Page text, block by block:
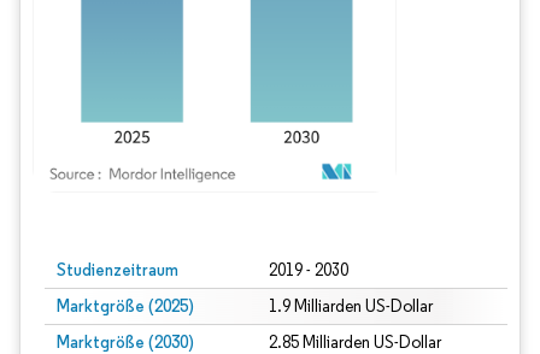
Studienzeitraum 2019 - 2030
Marktgröße (2025) 1.9 Milliarden US-Dollar
Marktgröße (2030) 2.85 Milliarden US-Dollar